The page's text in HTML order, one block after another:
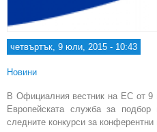
четвъртък, 9 юли, 2015 - 10:43
Новини
В Официалния вестник на ЕС от 9
Европейската служба за подбор
следните конкурси за